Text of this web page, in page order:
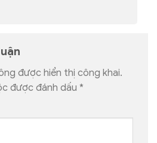
được hiển thị công khai.
được đánh dấu *